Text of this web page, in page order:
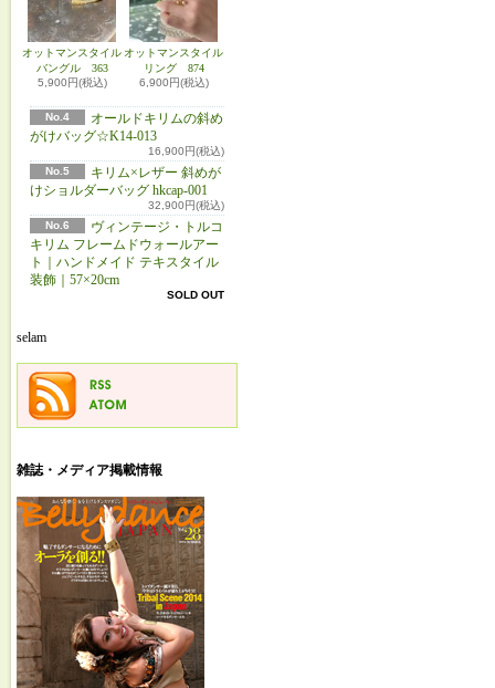
オットマンスタイル
バングル 363
5,900円(税込)
オットマンスタイル
リング 874
6,900円(税込)
No.4
オールドキリムの斜め
がけバッグ☆K14-013
16,900円(税込)
No.5
キリム×レザー 斜めが
けショルダーバッグ hkcap-001
32,900円(税込)
No.6
ヴィンテージ・トルコ
キリム フレームドウォールアー
ト｜ハンドメイド テキスタイル
装飾｜57×20cm
SOLD OUT
selam
雑誌・メディア掲載情報